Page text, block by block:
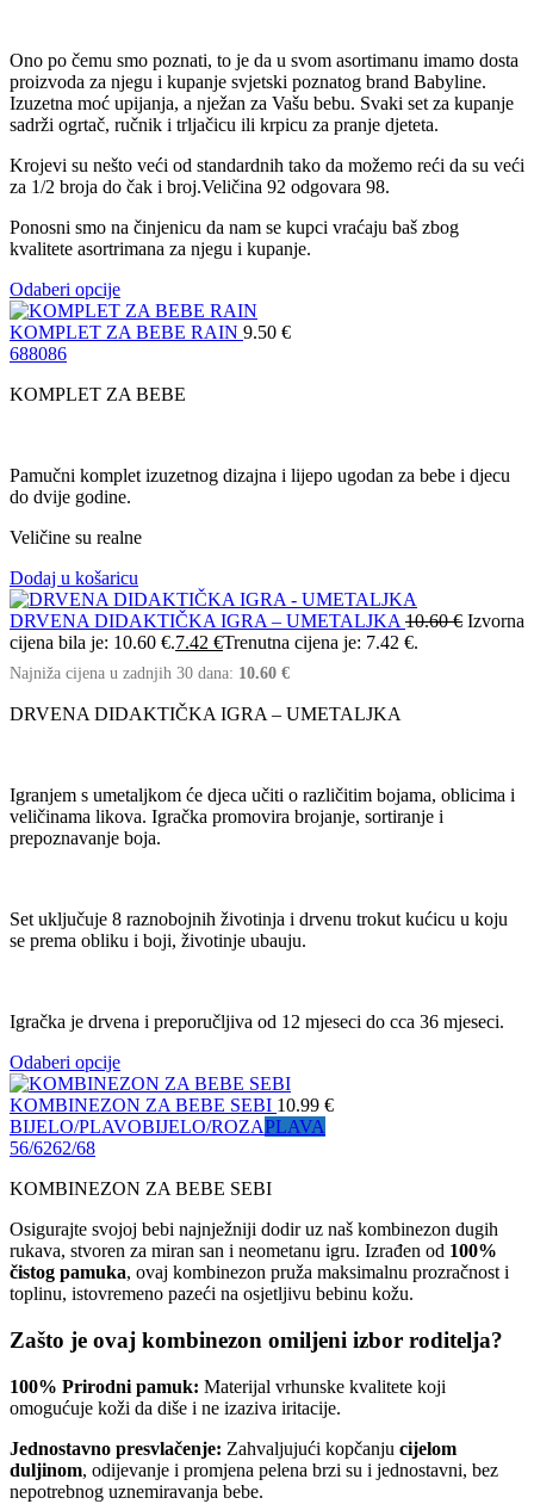
Ono po čemu smo poznati, to je da u svom asortimanu imamo dosta
proizvoda za njegu i kupanje svjetski poznatog brand Babyline.
Izuzetna moć upijanja, a nježan za Vašu bebu. Svaki set za kupanje
sadrži ogrtač, ručnik i trljačicu ili krpicu za pranje djeteta.
Krojevi su nešto veći od standardnih tako da možemo reći da su veći
za 1/2 broja do čak i broj.Veličina 92 odgovara 98.
Ponosni smo na činjenicu da nam se kupci vraćaju baš zbog
kvalitete asortrimana za njegu i kupanje.
Odaberi opcije
KOMPLET ZA BEBE RAIN 9.50 €
688086
KOMPLET ZA BEBE
Pamučni komplet izuzetnog dizajna i lijepo ugodan za bebe i djecu
do dvije godine.
Veličine su realne
Dodaj u košaricu
DRVENA DIDAKTIČKA IGRA – UMETALJKA 10.60€ Izvorna
cijena bila je: 10.60 €.7.42 €Trenutna cijena je: 7.42 €.
Najniža cijena u zadnjih 30 dana: 10.60 €
DRVENA DIDAKTIČKA IGRA – UMETALJKA
Igranjem s umetaljkom će djeca učiti o različitim bojama, oblicima i
veličinama likova. Igračka promovira brojanje, sortiranje i
prepoznavanje boja.
Set uključuje 8 raznobojnih životinja i drvenu trokut kućicu u koju
se prema obliku i boji, životinje ubauju.
Igračka je drvena i preporučljiva od 12 mjeseci do cca 36 mjeseci.
Odaberi opcije
KOMBINEZON ZA BEBE SEBI 10.99 €
BIJELO/PLAVOBIJELO/ROZAPLAVA
56/6262/68
KOMBINEZON ZA BEBE SEBI
Osigurajte svojoj bebi najnježniji dodir uz naš kombinezon dugih
rukava, stvoren za miran san i neometanu igru. Izrađen od 100%
čistog pamuka, ovaj kombinezon pruža maksimalnu prozračnost i
toplinu, istovremeno pazeći na osjetljivu bebinu kožu.
Zašto je ovaj kombinezon omiljeni izbor roditelja?
100% Prirodni pamuk: Materijal vrhunske kvalitete koji
omogućuje koži da diše i ne izaziva iritacije.
Jednostavno presvlačenje: Zahvaljujući kopčanju cijelom
duljinom, odijevanje i promjena pelena brzi su i jednostavni, bez
nepotrebnog uznemiravanja bebe.